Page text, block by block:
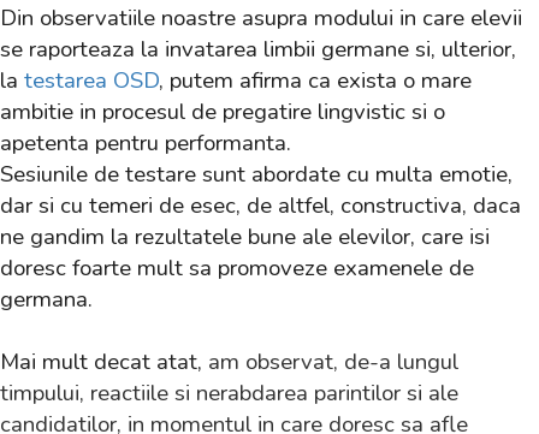
Din observatiile noastre asupra modului in care elevii
se raporteaza la invatarea limbii germane si, ulterior,
la testarea OSD, putem afirma ca exista o mare
ambitie in procesul de pregatire lingvistic si o
apetenta pentru performanta.
Sesiunile de testare sunt abordate cu multa emotie,
dar si cu temeri de esec, de altfel, constructiva, daca
ne gandim la rezultatele bune ale elevilor, care isi
doresc foarte mult sa promoveze examenele de
germana.
Mai mult decat atat, am observat, de-a lungul
timpului, reactiile si nerabdarea parintilor si ale
candidatilor, in momentul in care doresc sa afle